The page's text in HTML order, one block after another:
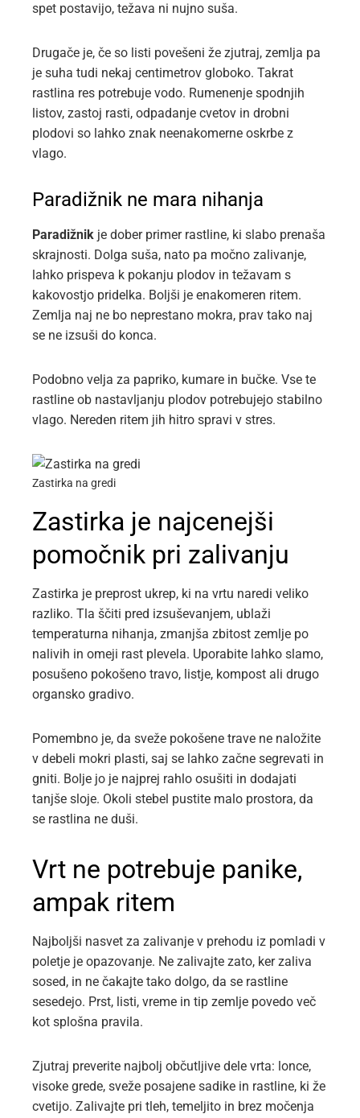
spet postavijo, težava ni nujno suša.
Drugače je, če so listi povešeni že zjutraj, zemlja pa
je suha tudi nekaj centimetrov globoko. Takrat
rastlina res potrebuje vodo. Rumenenje spodnjih
listov, zastoj rasti, odpadanje cvetov in drobni
plodovi so lahko znak neenakomerne oskrbe z
vlago.
Paradižnik ne mara nihanja
Paradižnik je dober primer rastline, ki slabo prenaša
skrajnosti. Dolga suša, nato pa močno zalivanje,
lahko prispeva k pokanju plodov in težavam s
kakovostjo pridelka. Boljši je enakomeren ritem.
Zemlja naj ne bo neprestano mokra, prav tako naj
se ne izsuši do konca.
Podobno velja za papriko, kumare in bučke. Vse te
rastline ob nastavljanju plodov potrebujejo stabilno
vlago. Nereden ritem jih hitro spravi v stres.
Zastirka na gredi
Zastirka je najcenejši
pomočnik pri zalivanju
Zastirka je preprost ukrep, ki na vrtu naredi veliko
razliko. Tla ščiti pred izsuševanjem, ublaži
temperaturna nihanja, zmanjša zbitost zemlje po
nalivih in omeji rast plevela. Uporabite lahko slamo,
posušeno pokošeno travo, listje, kompost ali drugo
organsko gradivo.
Pomembno je, da sveže pokošene trave ne naložite
v debeli mokri plasti, saj se lahko začne segrevati in
gniti. Bolje jo je najprej rahlo osušiti in dodajati
tanjše sloje. Okoli stebel pustite malo prostora, da
se rastlina ne duši.
Vrt ne potrebuje panike,
ampak ritem
Najboljši nasvet za zalivanje v prehodu iz pomladi v
poletje je opazovanje. Ne zalivajte zato, ker zaliva
sosed, in ne čakajte tako dolgo, da se rastline
sesedejo. Prst, listi, vreme in tip zemlje povedo več
kot splošna pravila.
Zjutraj preverite najbolj občutljive dele vrta: lonce,
visoke grede, sveže posajene sadike in rastline, ki že
cvetijo. Zalivajte pri tleh, temeljito in brez močenja